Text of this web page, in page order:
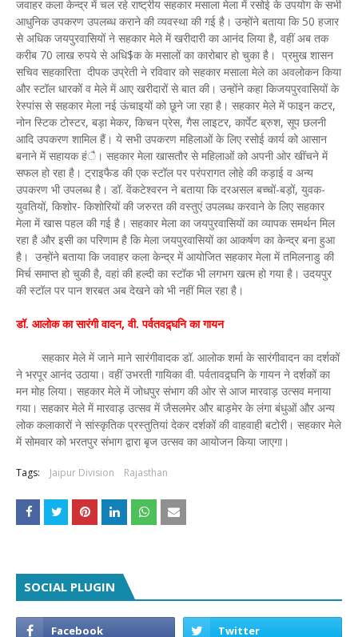
जवाहर कला केन्द्र में चल रहे राष्ट्रीय सहकार मसाला मेला में रसोई के उपयोग के सभी
आधुनिक उपकरण उपलब्ध कराने की व्यवस्था की गई है। उन्होंने बताया कि 50 हजार
से अधिक जयपुरवासियों ने सहकार मेले में खरीदारी का आनंद लिया है, वहीं अब तक
करीब 70 लाख रुपये से अधि$क के मसालों का कारोबार हो चुका है। प्रमुख शासन
सचिव सहकारिता दीपक उप्रेती ने रविवार को सहकार मसाला मेले का अवलोकन किया
और स्टॉल धारकों व मेले में आए खरीदारों से बात की। उन्होंने कहा किजयपुरवासियों के
रेस्पांस से सहकार मेला नई ऊंचाइयों को छूने जा रहा है। सहकार मेले में फाइन कटर,
नोन स्टिक टोस्टर, बड़ा मेकर, किचन प्रेस, गैस लाइटर, कार्पेट ब्रुश, सूप छलनी
आदि उपकरण शामिल हैं। ये सभी उपकरण महिलाओं के लिए रसोई कार्य को आसान
बनाने में सहायक हंै। सहकार मेला खासतौर से महिलाओं को अपनी ओर खींचने में
सफल हो रहा है। ट्राइफैड की एक स्टॉल पर परंपरागत लोहे की कड़ाई व अन्य
उपकरण भी उपलब्ध है। डॉ. वेंकटेश्वरन ने बताया कि दरअसल बच्चों-बड़ों, युवक-
युवतियों, किशोर- किशोरियों की जरुरत की वस्तुएं उपलब्ध करवाने के लिए सहकार
मेला में खास पहल की गई है। सहकार मेला का जयपुरवासियों का व्यापक समर्थन मिल
रहा है और इसी का परिणाम है कि मेला जयपुरवासियों का आकर्षण का केन्द्र बना हुआ
है। उन्होंने बताया कि जवाहर कला केन्द्र में आयोजित सहकार मेला में तमिलनाडु की
मिर्च समाप्त हो चुकी है, वहां की हल्दी का स्टॉक भी लगभग खत्म हो गया है। उदयपुर
की स्टॉल पर पान शरबत अब देखने को भी नहीं मिल रहा है।
डॉ. आलोक का सारंगी वादन, वी. पर्वतवद्र्घनि का गायन
सहकार मेले में जाने माने सारंगीवादक डॉ. आलोक शर्मा के सारंगीवादन का दर्शकों
ने भरपूर आनंद उठाया। वहीं उभरती गायिका वी. पर्वतावद्र्घनि के गायन ने दर्शकों का
मन मोह लिया। सहकार मेले में जोधपुर संभाग की ओर से आज मारवाड़ उत्सव मनाया
गया। सहकार मेले में मारवाड़ उत्सव में जैसलमेर और बाड़मेर के लंगा बंधुओं और अन्य
लोक कलाकारों ने सांस्कृतिक प्रस्तुतियां देकर दर्शकों की वाहवाही बटोरी। सहकार मेले
में सोमवार को भरतपुर संभाग द्वारा बृज उत्सव का आयोजन किया जाएगा।
Tags: Jaipur Division Rajasthan
SOCIAL PLUGIN